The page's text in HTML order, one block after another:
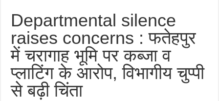
Departmental silence
raises concerns : फतेहपुर
में चरागाह भूमि पर कब्जा व
प्लाटिंग के आरोप, विभागीय चुप्पी
से बढ़ी चिंता